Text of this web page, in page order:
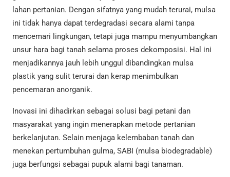
lahan pertanian. Dengan sifatnya yang mudah terurai, mulsa
ini tidak hanya dapat terdegradasi secara alami tanpa
mencemari lingkungan, tetapi juga mampu menyumbangkan
unsur hara bagi tanah selama proses dekomposisi. Hal ini
menjadikannya jauh lebih unggul dibandingkan mulsa
plastik yang sulit terurai dan kerap menimbulkan
pencemaran anorganik.
Inovasi ini dihadirkan sebagai solusi bagi petani dan
masyarakat yang ingin menerapkan metode pertanian
berkelanjutan. Selain menjaga kelembaban tanah dan
menekan pertumbuhan gulma, SABI (mulsa biodegradable)
juga berfungsi sebagai pupuk alami bagi tanaman.